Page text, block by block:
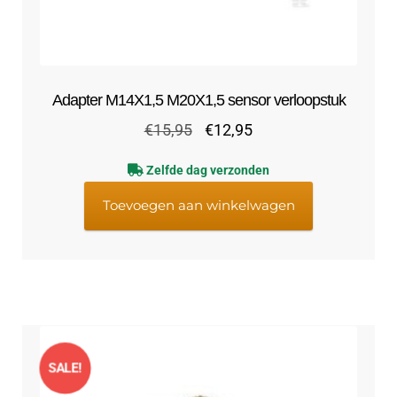
Adapter M14X1,5 M20X1,5 sensor verloopstuk
€15,95
Oorspronkelijke
was:
€15,95.
€12,95Huidige
is:
€12,95.
Zelfde dag verzonden
Toevoegen aan winkelwagen
SALE!